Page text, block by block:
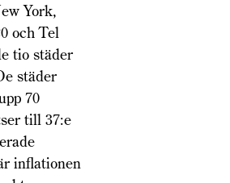
York,
och Tel
tio städer
städer
70
till 37:e
inflationen